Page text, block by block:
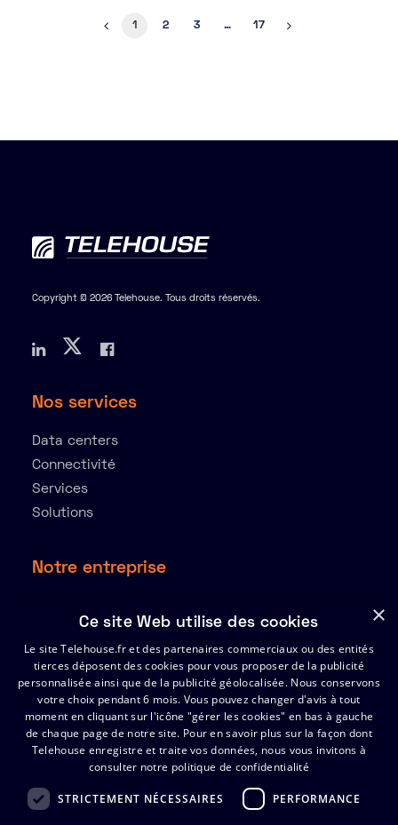
1 2 3 … 17
Copyright © 2026 Telehouse. Tous droits réservés.
Nos services
Data centers
Connectivité
Services
Solutions
Notre entreprise
Ressources
Partenaires
Index de l’égalité Hommes-Femmes 2025
Support
Certificats
FAQ
×
Ce site Web utilise des cookies
Le site Telehouse.fr et des partenaires commerciaux ou des entités
tierces déposent des cookies pour vous proposer de la publicité
personnalisée ainsi que de la publicité géolocalisée. Nous conservons
votre choix pendant 6 mois. Vous pouvez changer d'avis à tout
moment en cliquant sur l'icône "gérer les cookies" en bas à gauche
de chaque page de notre site. Pour en savoir plus sur la façon dont
Telehouse enregistre et traite vos données, nous vous invitons à
consulter notre politique de confidentialité
STRICTEMENT NÉCESSAIRES PERFORMANCE